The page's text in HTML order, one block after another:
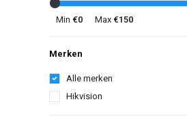
Min €0 Max €150
Merken
Alle merken
Hikvision